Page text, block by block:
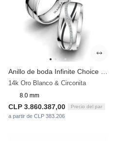
14k Oro Blanco & Circonita
8.0 mm
CLP 3.860.387,00 Precio del par
a partir de CLP 383.206